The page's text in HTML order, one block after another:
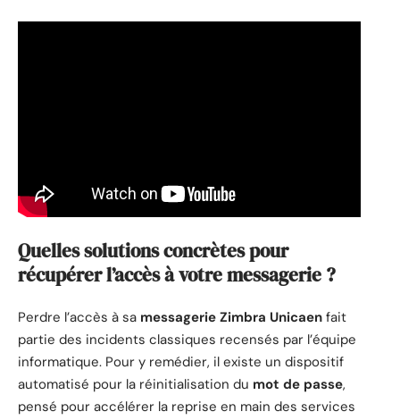
Quelles solutions concrètes pour
récupérer l’accès à votre messagerie ?
Perdre l’accès à sa messagerie Zimbra Unicaen fait
partie des incidents classiques recensés par l’équipe
informatique. Pour y remédier, il existe un dispositif
automatisé pour la réinitialisation du mot de passe,
pensé pour accélérer la reprise en main des services